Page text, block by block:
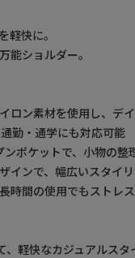
軽快に。
能ショルダー。
ロン素材を使用し、デ
勤・通学にも対応可能
ンポケットで、小物の整
インで、幅広いスタイ
時間の使用でもストレ
軽快なカジュアルスタ